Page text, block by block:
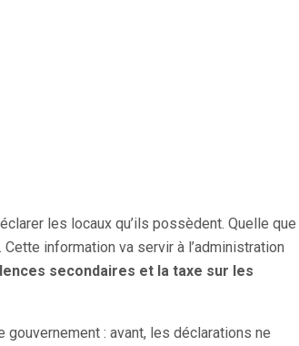
les locaux qu’ils possèdent. Quelle que
information va servir à l’administration
secondaires et la taxe sur les
gouvernement : avant, les déclarations ne